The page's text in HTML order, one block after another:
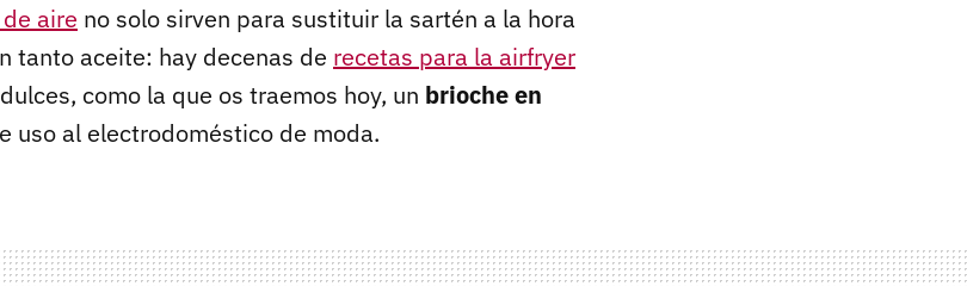
aire no solo sirven para sustituir la sartén a la hora
tanto aceite: hay decenas de recetas para la airfryer
como la que os traemos hoy, un brioche en
uso al electrodoméstico de moda.